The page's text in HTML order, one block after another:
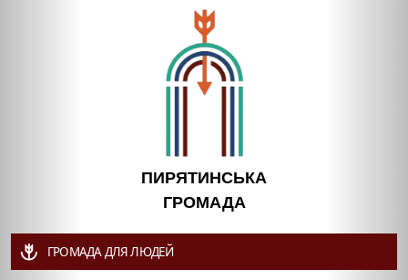
ПИРЯТИНСЬКА
ГРОМАДА
ГРОМАДА ДЛЯ ЛЮДЕЙ